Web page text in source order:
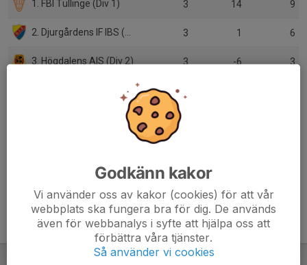
1. FBI Tullinge (Div 1) 3 14 9
2. Djurgårdens IF IBS (Div 2) 3 1 6
3. Högdalens AIS (Div 2) 3 -6 3
4. Nynäshamns IBK (Div 3)
Godkänn kakor
Vi använder oss av kakor (cookies) för att vår
webbplats ska fungera bra för dig. De används
även för webbanalys i syfte att hjälpa oss att
förbättra våra tjänster.
Så använder vi cookies